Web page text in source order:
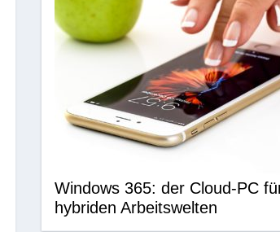
Windows 365: der Cloud-PC
hybriden Arbeitswelten